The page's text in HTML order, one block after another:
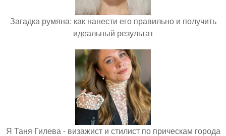
Загадка румяна: как нанести его правильно и получить
идеальный результат
Я Таня Гилева - визажист и стилист по прическам города